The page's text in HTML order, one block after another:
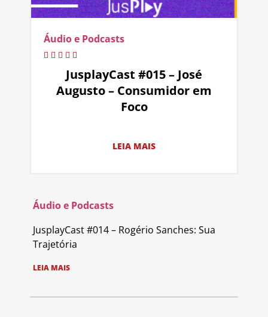
Áudio e Podcasts
JusplayCast #015 – José
Augusto – Consumidor em
Foco
LEIA MAIS
Áudio e Podcasts
JusplayCast #014 – Rogério Sanches: Sua
Trajetória
LEIA MAIS